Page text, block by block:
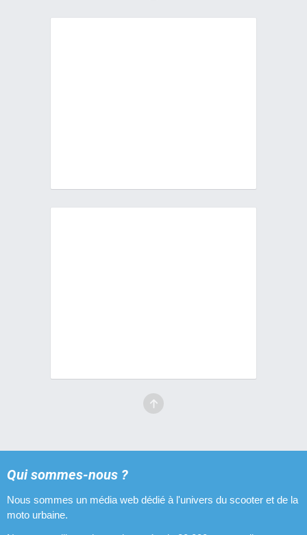
Qui sommes-nous ?
Nous sommes un média web dédié à l'univers du scooter et de la
moto urbaine.